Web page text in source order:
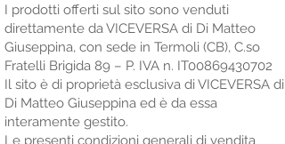
I prodotti offerti sul sito sono venduti
direttamente da VICEVERSA di Di Matteo
Giuseppina, con sede in Termoli (CB), C.so
Fratelli Brigida 89 – P. IVA n. IT00869430702
Il sito è di proprietà esclusiva di VICEVERSA di
Di Matteo Giuseppina ed è da essa
interamente gestito.
Le presenti condizioni generali di vendita